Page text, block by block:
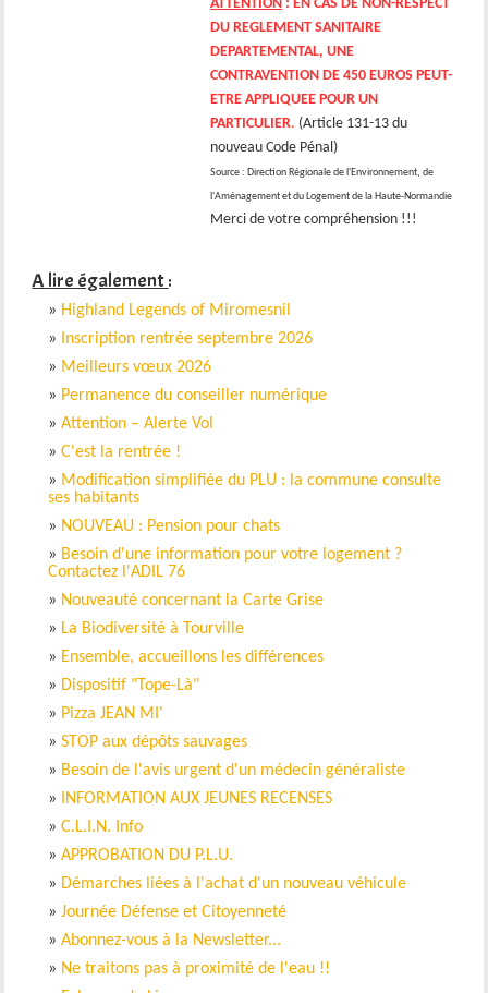
ATTENTION : EN CAS DE NON-RESPECT
DU REGLEMENT SANITAIRE
DEPARTEMENTAL, UNE
CONTRAVENTION DE 450 EUROS PEUT-
ETRE APPLIQUEE POUR UN
PARTICULIER. (Article 131-13 du
nouveau Code Pénal)
Source : Direction Régionale de l'Environnement, de
l'Aménagement et du Logement de la Haute-Normandie
Merci de votre compréhension !!!
A lire également:
» Highland Legends of Miromesnil
»
Inscription rentrée septembre 2026
» Meilleurs vœux 2026
» Permanence du conseiller numérique
»Attention – Alerte Vol
»C'est la rentrée !
» Modification simplifiée du PLU : la commune consulte
ses habitants
» NOUVEAU : Pension pour chats
» Besoin d'une information pour votre logement ?
Contactez l'ADIL 76
» Nouveauté concernant la Carte Grise
» La Biodiversité à Tourville
» Ensemble, accueillons les différences
» Dispositif "Tope-Là"
» Pizza JEAN MI'
»STOP aux dépôts sauvages
» Besoin de l'avis urgent d'un médecin généraliste
»
INFORMATION AUX JEUNES RECENSES
»C.L.I.N. Info
»APPROBATION DU P.L.U.
» Démarches liées à l'achat d'un nouveau véhicule
»Journée Défense et Citoyenneté
»Abonnez-vous à la Newsletter...
» Ne traitons pas à proximité de l'eau !!